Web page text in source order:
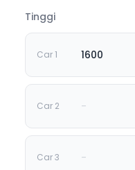
Tinggi
1600
-
-